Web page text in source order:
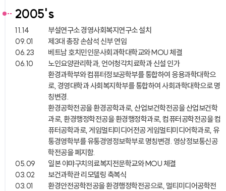
2005's
11.14
부설연구소 경영사회복지연구소 설치
09.01
제3대 총장 손삼석 신부 연임
06.23
베트남 호치민인문사회과학대학교와 MOU 체결
06.10
노인요양관리학과, 언어청각치료학과 신설 인가
환경과학부와 컴퓨터정보공학부를 통합하여 응용과학대학으
로, 경영대학과 사회복지학부를 통합하여 사회과학대학으로 명
칭변경.
환경공학전공을 환경공학과로, 산업보건학전공을 산업보건학
과로, 환경행정학전공을 환경행정학과로, 컴퓨터공학전공을 컴
퓨터공학과로, 게임멀티미디어전공 게임멀티미디어학과로, 유
통경영학부를 유통경영정보학부로 명칭변경. 영상정보통신공
학전공을 폐지함.
05.09
일본 야먀구치의료복지전문학교와 MOU 체결
03.02
보건과학관 리모델링 축복식
03.01
환경안전공학전공을 환경행정학전공으로, 멀티미디어공학전